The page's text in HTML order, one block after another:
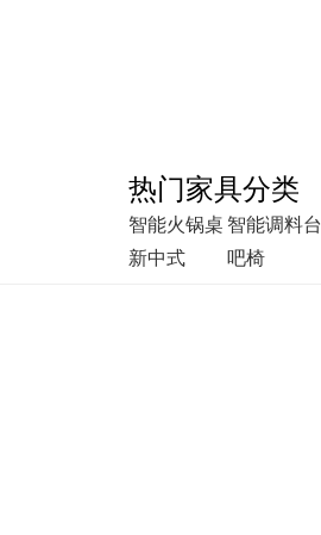
热门家具分类
智能火锅桌 智能调料台
新中式
吧椅